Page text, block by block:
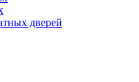
дверей